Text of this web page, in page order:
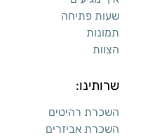
שעות פתיחה
תמונות
הצוות
שרותינו:
השכרת רהיטים
השכרת אביזרים